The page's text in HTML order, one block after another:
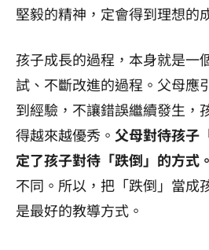
堅毅的精神，定會得到理想的
孩子成長的過程，本身就是一
試、不斷改進的過程。 父母應
到經驗，不讓錯誤繼續發生，
得越來越優秀。 父母對待孩子
定了孩子對待「跌倒」的方式。
不同。 所以，把「跌倒」當成
是最好的教導方式。